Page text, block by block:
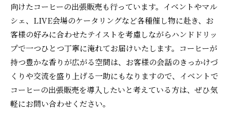
向けたコーヒーの出張販売も行っています。イベントやマル
シェ、LIVE会場のケータリングなど各種催し物に赴き、お
客様の好みに合わせたテイストを考慮しながらハンドドリッ
プで一つひとつ丁寧に淹れてお届けいたします。コーヒーが
持つ豊かな香りが広がる空間は、お客様の会話のきっかけづ
くりや交流を盛り上げる一助にもなりますので、イベントで
コーヒーの出張販売を導入したいと考えている方は、ぜひ気
軽にお問い合わせください。